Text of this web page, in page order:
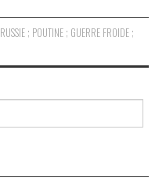
RUSSIE ; POUTINE ; GUERRE FROIDE ;